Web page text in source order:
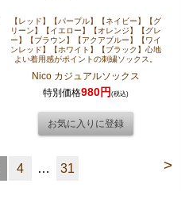
【レッド】【パープル】【ネイビー】【グ
リーン】【イエロー】【オレンジ】【グレ
ー】【ブラウン】【アクアブルー】【ワイ
ンレッド】【ホワイト】【ブラック】心地
よい着用感がポイントの刺繍ソックス。
Nico カジュアルソックス
特別価格980円(税込)
>
4 … 31